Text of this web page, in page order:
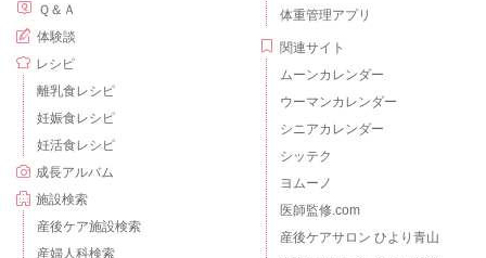
Ｑ＆Ａ
体験談
レシピ
離乳食レシピ
妊娠食レシピ
妊活食レシピ
成長アルバム
施設検索
産後ケア施設検索
産婦人科検索
体重管理アプリ
関連サイト
ムーンカレンダー
ウーマンカレンダー
シニアカレンダー
シッテク
ヨムーノ
医師監修.com
産後ケアサロン ひより青山